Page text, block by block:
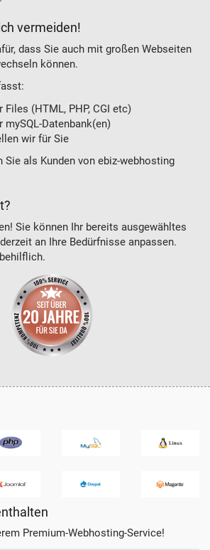
vermeiden!
dass Sie auch mit großen Webseiten
können.
Files (HTML, PHP, CGI etc)
mySQL-Datenbank(en)
wir für Sie
Sie als Kunden von ebiz-webhosting
Sie können Ihr bereits ausgewähltes
an Ihre Bedürfnisse anpassen.
Premium-Webhosting-Service!